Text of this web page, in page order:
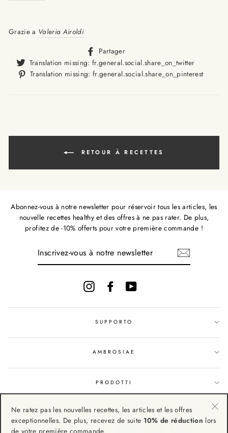
Grazie a Valeria Airoldi
Partager
missing:
Translation missing: fr.general.social.share_on_twitter
missing:
Translation missing: fr.general.social.share_on_pinterest
RETOUR À RECETTES
Abonnez-vous à notre newsletter pour réservoir tous les articles, les
nouvelle recettes healthy et des offres à ne pas rater. De plus,
profitez de -10% offerts pour votre première commande !
InstagramFacebookYouTube
SUPPORTO
AMBROSIAE
PRODOTTI
Ne ratez pas les nouvelles recettes, les articles et les offres
exceptionnelles. De plus, recevez de suite 10% de réduction lors
de votre première commande.